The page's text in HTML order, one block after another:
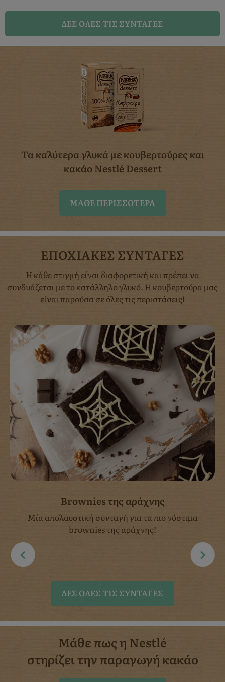
ΔΈΣ ΌΛΕΣ ΤΙΣ ΣΥΝΤΑΓΈΣ
Τα καλύτερα γλυκά με κουβερτούρες και
κακάο Nestlé Dessert
ΜΆΘΕ ΠΕΡΙΣΣΌΤΕΡΑ
ΕΠΟΧΙΑΚΕΣ ΣΥΝΤΑΓΕΣ
Η κάθε στιγμή είναι διαφορετική και πρέπει να
συνδυάζεται με το κατάλληλο γλυκό. Η κουβερτούρα μας
είναι παρούσα σε όλες τις περιστάσεις!
Brownies της αράχνης
Μία απολαυστική συνταγή για τα πιο νόστιμα
brownies της αράχνης!
ΔΈΣ ΌΛΕΣ ΤΙΣ ΣΥΝΤΑΓΈΣ
Μάθε πως η Nestlé
στηρίζει την παραγωγή κακάο